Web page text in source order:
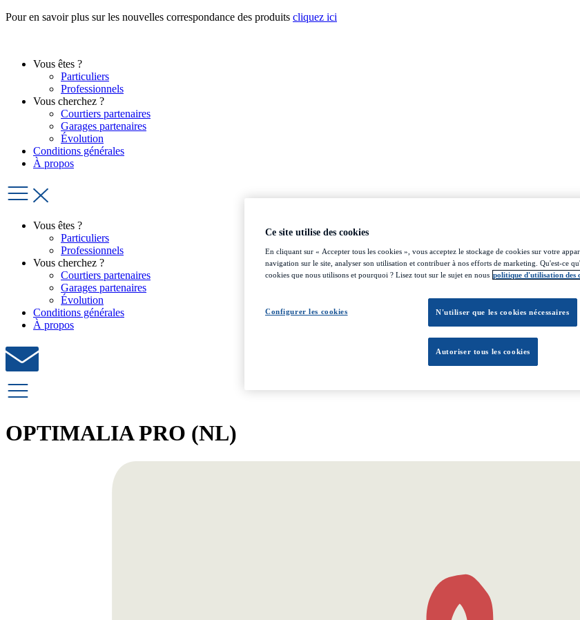
Aller
Pour en savoir plus sur les nouvelles correspondance des produits cliquez ici
Vous êtes ?
Particuliers
Professionnels
Vous cherchez ?
Courtiers partenaires
Garages partenaires
Évolution
Conditions générales
À propos
Vous êtes ?
Particuliers
Professionnels
Vous cherchez ?
Courtiers partenaires
Garages partenaires
Évolution
Conditions générales
À propos
OPTIMALIA PRO (NL)
Ce site utilise des cookies
En cliquant sur « Accepter tous les cookies », vous acceptez le stockage de cookies sur votre
navigation sur le site, analyser son utilisation et contribuer à nos efforts de marketing. Qu'est-ce
cookies que nous utilisons et pourquoi ? Lisez tout sur le sujet en nous politique d'utilisation des
N'utiliser que les cookies nécessaires
Autoriser tous les cookies
Configurer les cookies